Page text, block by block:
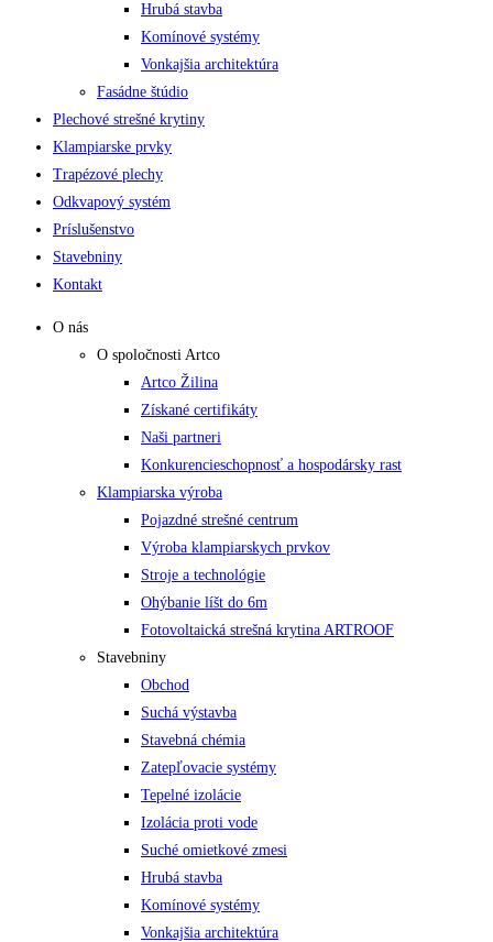
Hrubá stavba
Komínové systémy
Vonkajšia architektúra
Fasádne štúdio
Plechové strešné krytiny
Klampiarske prvky
Trapézové plechy
Odkvapový systém
Príslušenstvo
Stavebniny
Kontakt
O nás
O spoločnosti Artco
Artco Žilina
Získané certifikáty
Naši partneri
Konkurencieschopnosť a hospodársky rast
Klampiarska výroba
Pojazdné strešné centrum
Výroba klampiarskych prvkov
Stroje a technológie
Ohýbanie líšt do 6m
Fotovoltaická strešná krytina ARTROOF
Stavebniny
Obchod
Suchá výstavba
Stavebná chémia
Zatepľovacie systémy
Tepelné izolácie
Izolácia proti vode
Suché omietkové zmesi
Hrubá stavba
Komínové systémy
Vonkajšia architektúra